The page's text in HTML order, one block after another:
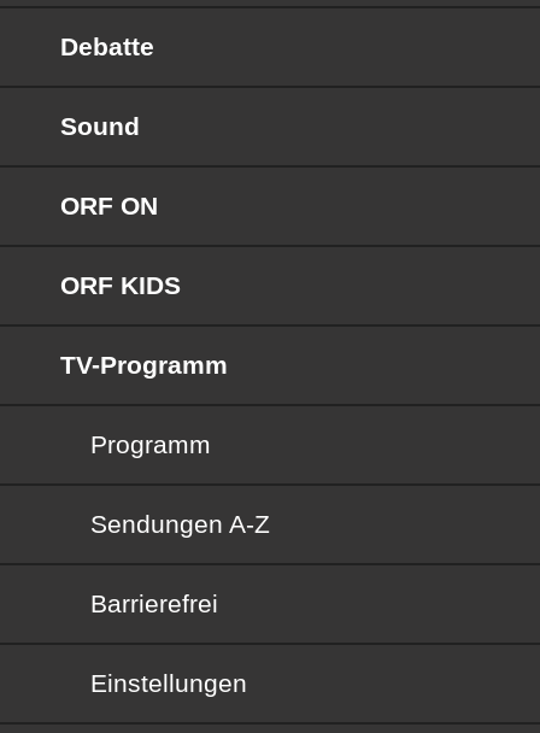
Debatte
Sound
ORF ON
ORF KIDS
TV-Programm
Programm
Sendungen von A bis Z
Sendungen A-Z
Barrierefrei
Barrierefrei
Einstellungen